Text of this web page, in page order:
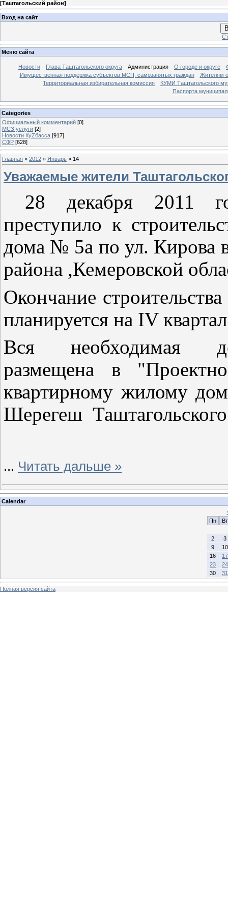
[Таштагольский район]
Вход на сайт
Меню сайта
Новости Глава Таштагольского округа Администрация О городе и округе
Имущественная поддержка субъектов МСП, самозанятых граждан
Жителям
Территориальная избирательная комиссия
КУМИ Таштагольского
Паспорта
Categories
Официальный комментарий [0]
МСЗ услуги [2]
Новости КуZбасса [917]
СФР [628]
Главная » 2012 » Январь » 14
Уважаемые жители
28 декабря 2011
преступило к
дома № 5а по ул. Кирова
района ,Кемеровской
Окончание
планируется на IV
Вся необходимая
размещена в
квартирному жилому
Шерегеш
... Читать дальше »
Calendar
Пн
Вт
2
3
9
10
16
17
23
24
30
31
Полная версия сайта